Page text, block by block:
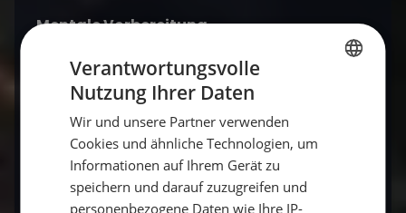
Mentale Vorbereitung
Simulieren Sie Prüfungssituationen:
unter Prüfungsbedingungen, um Druck und
Nervosität besser handhaben zu können.
Der Sportküstenschifferschein ist dein
Schlüssel zu unvergesslichen Segelabenteuern
Verantwortungsvolle
Nutzung Ihrer Daten
Wir und unsere Partner verwenden
Cookies und ähnliche Technologien, um
Informationen auf Ihrem Gerät zu
speichern und darauf zuzugreifen und
personenbezogene Daten wie Ihre IP-